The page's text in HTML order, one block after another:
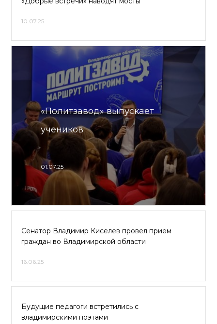
10.07.25
«Политзавод» выпускает
учеников
01.07.25
Сенатор Владимир Киселев провел прием
граждан во Владимирской области
16.06.25
Будущие педагоги встретились с
владимирскими поэтами